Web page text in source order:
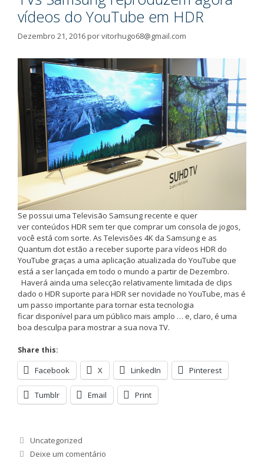
vídeos do YouTube em HDR
Dezembro 21, 2016porvitorhugo68@gmail.com
Se possui uma Televisão Samsung recente e quer
ver conteúdos HDR sem ter que comprar um consola de jogos,
você está com sorte. As Televisões 4K da Samsung e as
Quantum dot estão a receber suporte para vídeos HDR do
YouTube graças a uma aplicação atualizada do YouTube que
está a ser lançada em todo o mundo a partir de Dezembro.
Haverá ainda uma selecção relativamente limitada de clips
dado o HDR suporte para HDR ser novidade no YouTube, mas é
um passo importante para tornar esta tecnologia
ficar disponível para um público mais amplo … e, claro, é uma
boa desculpa para mostrar a sua nova TV.
Share this:
Facebook X LinkedIn Pinterest
Tumblr Email Print
Categorias
Uncategorized
Deixe um comentário